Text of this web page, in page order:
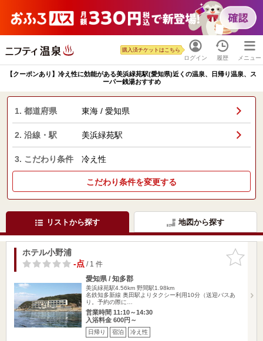
ログイン
購入済チケットはこちら
履歴 メニュー
【クーポンあり】冷え性に効能がある美浜緑苑駅(愛知県)近くの温泉、日帰り温泉、ス
ーパー銭湯おすすめ
1. 都道府県 東海 / 愛知県
2. 沿線・駅 美浜緑苑駅
3. こだわり条件 冷え性
こだわり条件を変更する
リストから探す 地図から探す
お気に入
りに追加
ホテル小野浦
-点/ 1 件
愛知県 / 知多郡
美浜緑苑駅4.56km 野間駅1.98km
名鉄知多新線 奥田駅よりタクシー利用10分（送迎バスあ
り。予約の際に…
営業時間 11:10～14:30
入浴料金 600円～
日帰り 宿泊 冷え性